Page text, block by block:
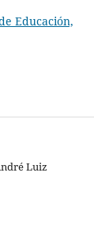
Educación,
Luiz